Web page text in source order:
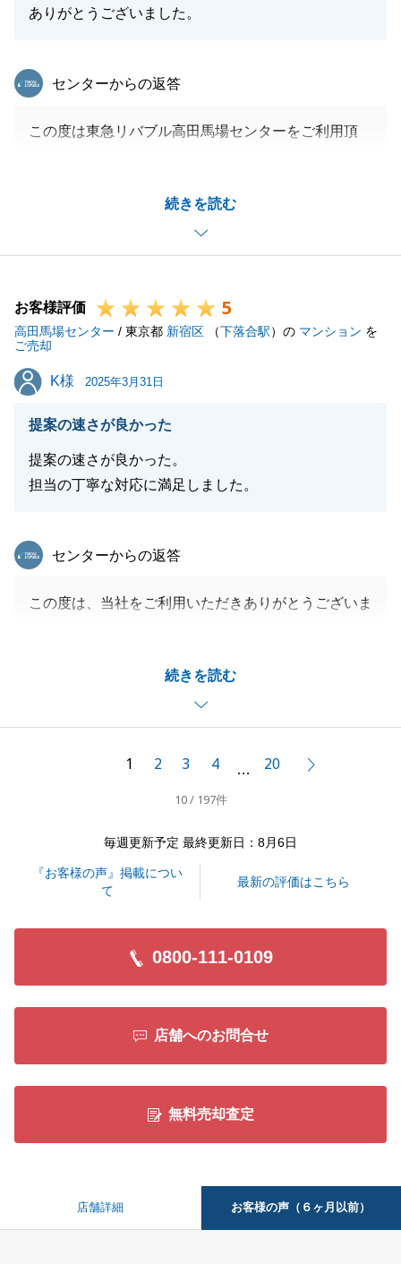
ありがとうございました。
続きを読む
東急リバブル
センターからの返答
この度は東急リバブル高田馬場センターをご利用頂
きまで迅速にご対応頂き、感謝申し上げます。
税金面などでご不安もあったかと思いますが、一つ一
つ解決していき、無事にご売却できて良かったと思い
今後も何かございましたら、いつでもお気軽にご相談
頂ければと思います。
この度は、誠にありがとうございました。
お客様評価 5
高田馬場センター / 東京都 新宿区 （下落合駅）の マンション を
ご売却
K様
K様 2025年3月31日
提案の速さが良かった
提案の速さが良かった。
担当の丁寧な対応に満足しました。
続きを読む
東急リバブル
センターからの返答
この度は、当社をご利用いただきありがとうございま
今後の励みになります。
今後も、お客様に対し迅速・丁寧な対応に努めてまい
ります。
今後とも、よろしくお願い申し上げます。
1 2 3 4 … 20
10 / 197件
毎週更新予定 最終更新日：8月6日
『お客様の声』掲載につい
て
最新の評価はこちら
0800-111-0109
店舗へのお問合せ
無料売却査定
店舗詳細 お客様の声（６ヶ月以前）